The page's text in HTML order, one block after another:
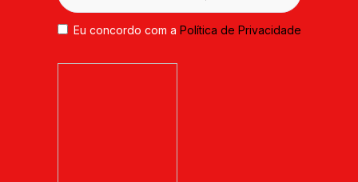
Eu concordo com a Política de Privacidade